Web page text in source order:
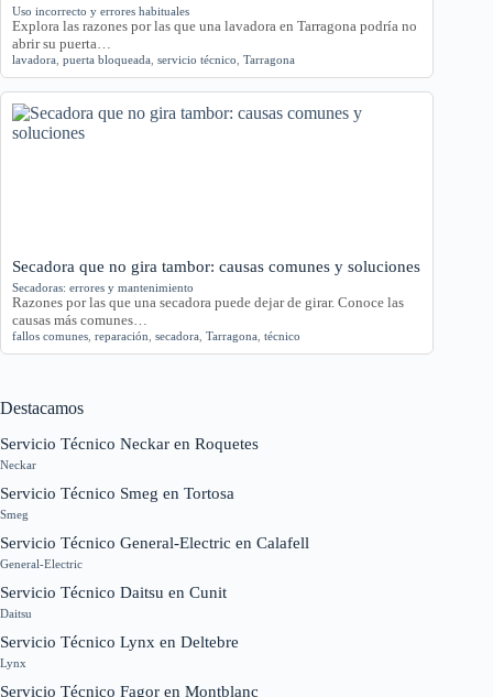
Uso incorrecto y errores habituales
Explora las razones por las que una lavadora en Tarragona podría no
abrir su puerta…
lavadora puerta bloqueada servicio técnico Tarragona
Secadora que no gira tambor: causas comunes y soluciones
Secadoras: errores y mantenimiento
Razones por las que una secadora puede dejar de girar. Conoce las
causas más comunes…
fallos comunes reparación secadora Tarragona técnico
Destacamos
Servicio Técnico Neckar en Roquetes
Neckar
Servicio Técnico Smeg en Tortosa
Smeg
Servicio Técnico General-Electric en Calafell
General-Electric
Servicio Técnico Daitsu en Cunit
Daitsu
Servicio Técnico Lynx en Deltebre
Lynx
Servicio Técnico Fagor en Montblanc